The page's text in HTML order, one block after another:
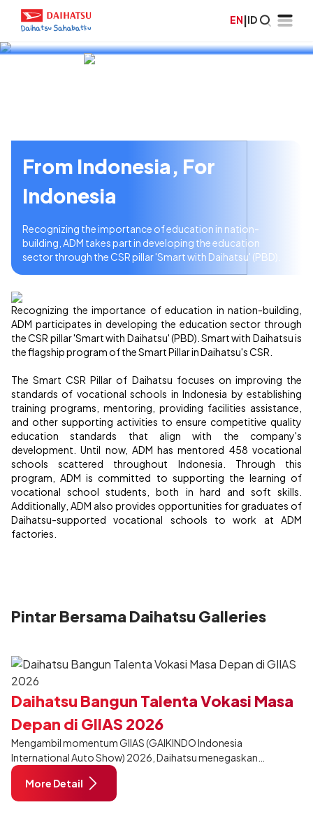
EN|ID
From Indonesia, For
Indonesia
Recognizing the importance of education in nation-
building, ADM takes part in developing the education
sector through the CSR pillar 'Smart with Daihatsu' (PBD).
Recognizing the importance of education in nation-building,
ADM participates in developing the education sector through
the CSR pillar 'Smart with Daihatsu' (PBD). Smart with Daihatsu is
the flagship program of the Smart Pillar in Daihatsu's CSR.
The Smart CSR Pillar of Daihatsu focuses on improving the
standards of vocational schools in Indonesia by establishing
training programs, mentoring, providing facilities assistance,
and other supporting activities to ensure competitive quality
education standards that align with the company's
development. Until now, ADM has mentored 458 vocational
schools scattered throughout Indonesia. Through this
program, ADM is committed to supporting the learning of
vocational school students, both in hard and soft skills.
Additionally, ADM also provides opportunities for graduates of
Daihatsu-supported vocational schools to work at ADM
factories.
Pintar Bersama Daihatsu Galleries
Daihatsu Bangun Talenta Vokasi Masa
Depan di GIIAS 2026
Mengambil momentum GIIAS (GAIKINDO Indonesia
International Auto Show) 2026, Daihatsu menegaskan
komitmennya dalam meningkatkan kualitas SDM (Sumber Daya
Manusia) melalui pendidikan vokasi bertema “Bersama Sahabat
Membangun Negeri”. Komitmen ini diwujudkan melalui ajang
More Detail